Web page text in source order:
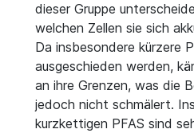
dieser Gruppe
welchen Zellen sie sich
Da insbesondere kürzere
ausgeschieden werden,
an ihre Grenzen, was die
jedoch nicht schmälert.
kurzkettigen PFAS sind